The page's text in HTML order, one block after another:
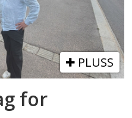
PLUSS
for